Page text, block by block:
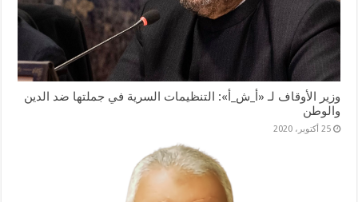
وزير الأوقاف لـ «أ_ش_أ»: التنظيمات السرية في جملتها ضد الدين
والوطن
25 أكتوبر، 2020